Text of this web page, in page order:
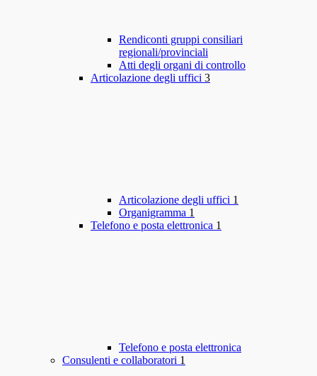
Rendiconti gruppi consiliari
regionali/provinciali
Atti degli organi di controllo
Articolazione degli uffici 3
Articolazione degli uffici 1
Organigramma 1
Telefono e posta elettronica 1
Telefono e posta elettronica
Consulenti e collaboratori 1